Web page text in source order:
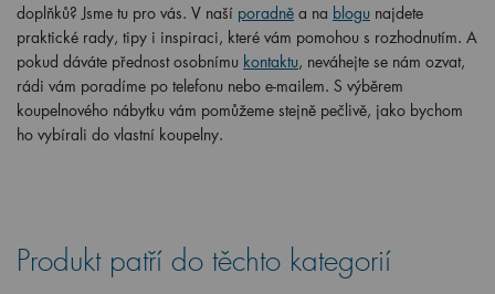
doplňků? Jsme tu pro vás. V naší poradně a na blogu najdete
praktické rady, tipy i inspiraci, které vám pomohou s rozhodnutím. A
pokud dáváte přednost osobnímu kontaktu, neváhejte se nám ozvat,
rádi vám poradíme po telefonu nebo e-mailem. S výběrem
koupelnového nábytku vám pomůžeme stejně pečlivě, jako bychom
ho vybírali do vlastní koupelny.
Produkt patří do těchto kategorií